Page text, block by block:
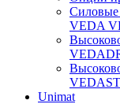
Силовые
VEDA
Unimat